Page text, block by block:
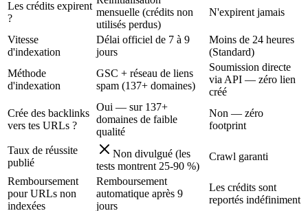
Les crédits expirent
?
mensuelle (crédits non
utilisés perdus)
N'expirent jamais
Vitesse
d'indexation
Délai officiel de 7 à 9
jours
Moins de 24 heures
(Standard)
Méthode
d'indexation
GSC + réseau de liens
spam (137+ domaines)
Soumission directe
via API — zéro lien
créé
Crée des backlinks
vers tes URLs ?
Oui — sur 137+
domaines de faible
qualité
Non — zéro
footprint
Taux de réussite
publié
Non divulgué (les
tests montrent 25-90 %)
Crawl garanti
Remboursement
pour URLs non
indexées
Remboursement
automatique après 9
jours
Les crédits sont
reportés indéfiniment